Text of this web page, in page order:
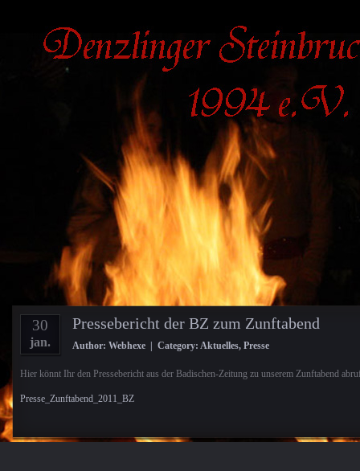
30
jan.
Pressebericht der BZ zum Zunftabend
Author: Webhexe | Category: Aktuelles, Presse
Hier könnt Ihr den Pressebericht aus der Badischen-Zeitung zu unserem Zunftabend
Presse_Zunftabend_2011_BZ